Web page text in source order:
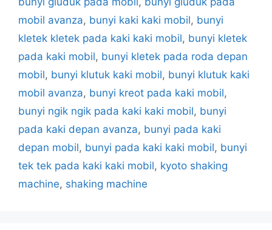
mobil avanza, bunyi kaki kaki mobil, bunyi
kletek kletek pada kaki kaki mobil, bunyi kletek
pada kaki mobil, bunyi kletek pada roda depan
mobil, bunyi klutuk kaki mobil, bunyi klutuk kaki
mobil avanza, bunyi kreot pada kaki mobil,
bunyi ngik ngik pada kaki kaki mobil, bunyi
pada kaki depan avanza, bunyi pada kaki
depan mobil, bunyi pada kaki kaki mobil, bunyi
tek tek pada kaki kaki mobil, kyoto shaking
machine, shaking machine